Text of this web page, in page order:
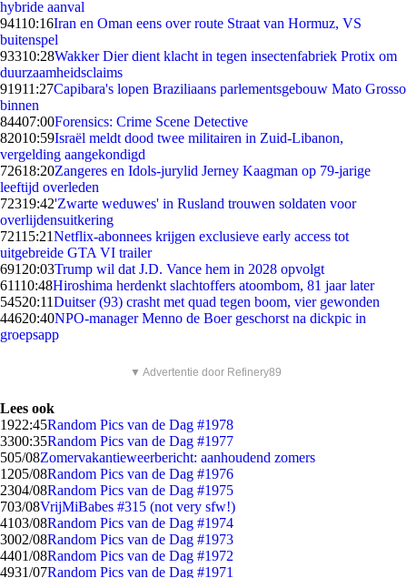
hybride aanval
94110:16Iran en Oman eens over route Straat van Hormuz, VS
buitenspel
93310:28Wakker Dier dient klacht in tegen insectenfabriek Protix om
duurzaamheidsclaims
91911:27Capibara's lopen Braziliaans parlementsgebouw Mato Grosso
binnen
84407:00Forensics: Crime Scene Detective
82010:59Israël meldt dood twee militairen in Zuid-Libanon,
vergelding aangekondigd
72618:20Zangeres en Idols-jurylid Jerney Kaagman op 79-jarige
leeftijd overleden
72319:42'Zwarte weduwes' in Rusland trouwen soldaten voor
overlijdensuitkering
72115:21Netflix-abonnees krijgen exclusieve early access tot
uitgebreide GTA VI trailer
691 20:03Trump wil dat J.D. Vance hem in 2028 opvolgt
61110:48Hiroshima herdenkt slachtoffers atoombom, 81 jaar later
54520:11Duitser (93) crasht met quad tegen boom, vier gewonden
44620:40NPO-manager Menno de Boer geschorst na dickpic in
groepsapp
▼ Advertentie door Refinery89
Lees ook
1922:45Random Pics van de Dag #1978
3300:35Random Pics van de Dag #1977
505/08Zomervakantieweerbericht: aanhoudend zomers
1205/08Random Pics van de Dag #1976
2304/08Random Pics van de Dag #1975
703/08VrijMiBabes #315 (not very sfw!)
4103/08Random Pics van de Dag #1974
3002/08Random Pics van de Dag #1973
4401/08Random Pics van de Dag #1972
4931/07Random Pics van de Dag #1971